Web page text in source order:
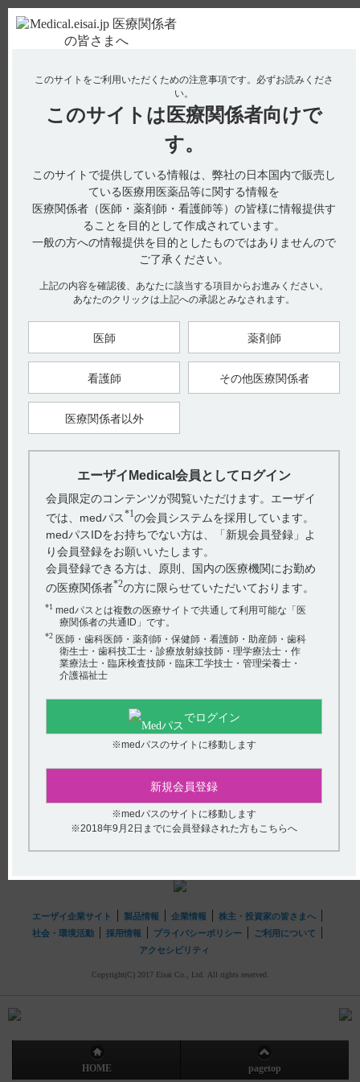
使用期限検索 Drug Information
No : 2842
【ハラヴェン】 過量投与時の対処法について教
【ハラヴェン】
過量投与時の対処法について教えてください。
電子添文には、過量投与は設定されていません。（引用1）
過量投与が行われた場合には、観察を十分に行い、異常が認め
●ハラヴェンの適正使用情報は、下記サイトでも提供します。
medical.eisai.jp/products/HAL_V1/index.html
1）ハラヴェン静注1mg電子添文 2022年1月改訂（第1版）
【更新年月】
2025年2月
戻る
関連するQ&A
【コスパノン】 禁忌とその設定理由について教えてくだ
さい。
【ハラヴェン】 感染症の副作用について教えてくださ
い。
【ハラヴェン】 組成や製剤の性状について教えてくださ
い。
【ハラヴェン】 使用期限は何年ですか？
アンケート:ご意見をお聞かせください
(選択してください)
送信する
このサイトをご利用いただくための注意事項です。 必ずお読みくださ
い。
このサイトは 医療関係者向けで
す。
このサイトで提供している情報は、弊社の日本国内で販売し
ている医療用医薬品等に関する情報を
医療関係者（医師・薬剤師・看護師等）の皆様に情報提供す
ることを目的として作成されています。
一般の方への情報提供を目的としたものではありませんので
ご了承ください。
上記の内容を確認後、あなたに該当する項目からお進みください。
あなたのクリックは上記への承認とみなされます。
医師 薬剤師
看護師 その他医療関係者
医療関係者以外
エーザイMedical会員としてログイン
会員限定のコンテンツが閲覧いただけます。エーザイ
では、medパス*1の会員システムを採用しています。
medパスIDをお持ちでない方は、「新規会員登録」よ
り会員登録をお願いいたします。
会員登録できる方は、原則、国内の医療機関にお勤め
の医療関係者*2の方に限らせていただいております。
*1 medパスとは複数の医療サイトで共通して利用可能な「医
療関係者の共通ID」です。
*2 医師・歯科医師・薬剤師・保健師・看護師・助産師・歯科
衛生士・歯科技工士・診療放射線技師・理学療法士・作
業療法士・臨床検査技師・臨床工学技士・管理栄養士・
介護福祉士
でログイン
※medパスのサイトに移動します
新規会員登録
※medパスのサイトに移動します
※2018年9月2日までに会員登録された方もこちらへ
hhcホットライン
(平日9時〜18時 土日・祝日9時〜17時)
フリーダイヤル0120-419-497
インターネットでのお問い合わせ
エーザイ企業サイト 製品情報 企業情報
株主・投資家の皆さまへ
社会・環境活動
採用情報 プライバシーポリシー
ご利用について
アクセシビリティ
Copyright(C) 2017 Eisai Co., Ltd. All rights reserved.
HOME pagetop